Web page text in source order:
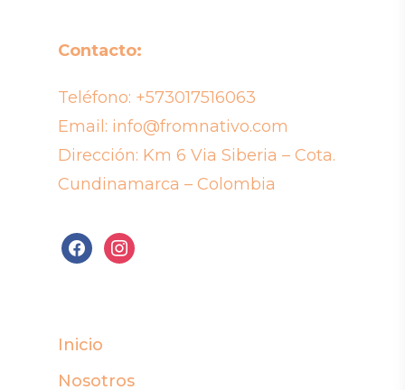
Contacto:
Teléfono: +573017516063
Email: info@fromnativo.com
Dirección: Km 6 Via Siberia – Cota.
Cundinamarca – Colombia
facebookinstagram
Inicio
Nosotros